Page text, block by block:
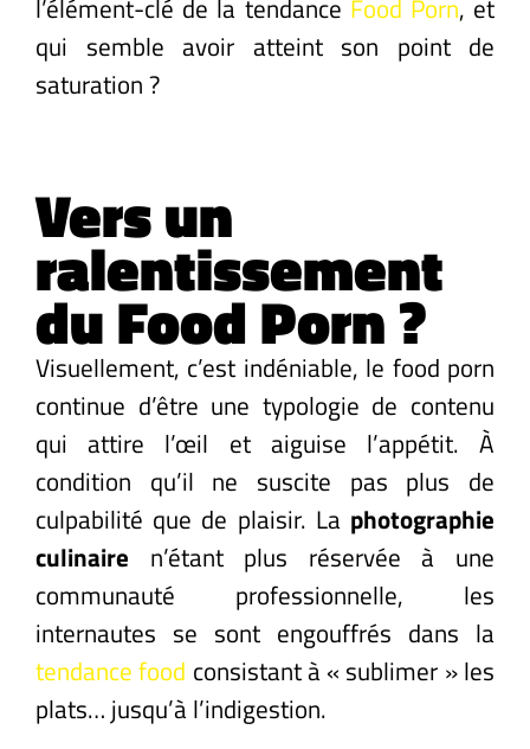
l’élément-clé de la tendance Food Porn, et
qui semble avoir atteint son point de
saturation ?
Vers un
ralentissement
du Food Porn ?
Visuellement, c’est indéniable, le food porn
continue d’être une typologie de contenu
qui attire l’œil et aiguise l’appétit. À
condition qu’il ne suscite pas plus de
culpabilité que de plaisir. La photographie
culinaire n’étant plus réservée à une
communauté professionnelle, les
internautes se sont engouffrés dans la
tendance food consistant à « sublimer » les
plats… jusqu’à l’indigestion.